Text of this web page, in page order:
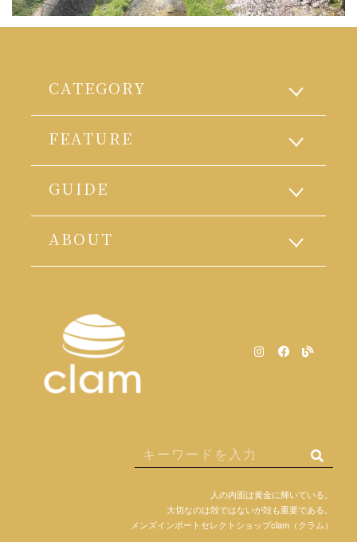
CATEGORY
FEATURE
GUIDE
ABOUT
人の内面は黄金に輝いている。
大切なのは殻ではないが殻も重要である。
メンズインポートセレクトショップclam（クラム）